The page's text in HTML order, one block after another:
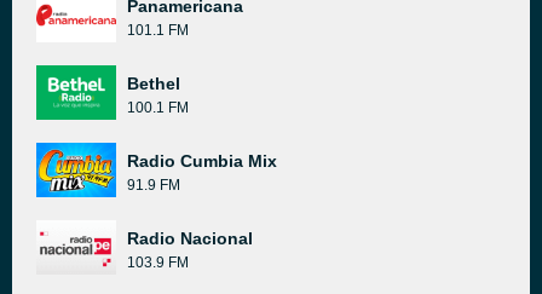
Panamericana
101.1 FM
Bethel
100.1 FM
Radio Cumbia Mix
91.9 FM
Radio Nacional
103.9 FM